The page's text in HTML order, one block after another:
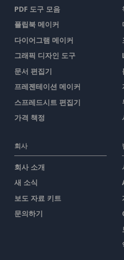
PDF 도구 모음
플립북 메이커
다이어그램 메이커
그래픽 디자인 도구
문서 편집기
프레젠테이션 메이커
스프레드시트 편집기
가격 책정
회사
회사 소개
새 소식
보도 자료 키트
문의하기